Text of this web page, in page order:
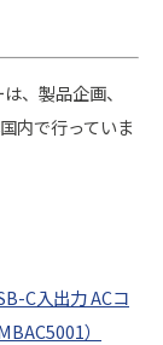
、製品企画、
内で行っていま
C入出力 ACコ
）